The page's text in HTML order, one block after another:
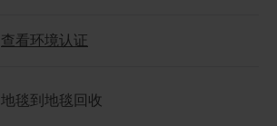
查看环境认证
地毯到地毯回收